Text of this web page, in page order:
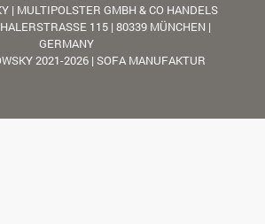
| MULTIPOLSTER GMBH & CO HANDELS
115 | 80339 MÜNCHEN |
GERMANY
2021-2026 | SOFA MANUFAKTUR